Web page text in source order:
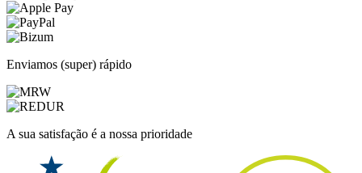
Enviamos (super) rápido
A sua satisfação é a nossa prioridade